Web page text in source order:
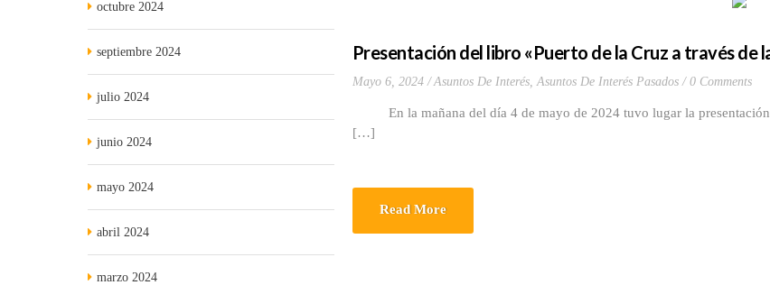
Presentación del libro «Puerto de la Cruz a través de
Mayo 6, 2024 Asuntos De Interés,Asuntos De Interés Pasados 0 Comments
En la mañana del día 4 de mayo de 2024 tuvo lugar la presentación
[…]
Read More
octubre 2024
septiembre 2024
julio 2024
junio 2024
mayo 2024
abril 2024
marzo 2024